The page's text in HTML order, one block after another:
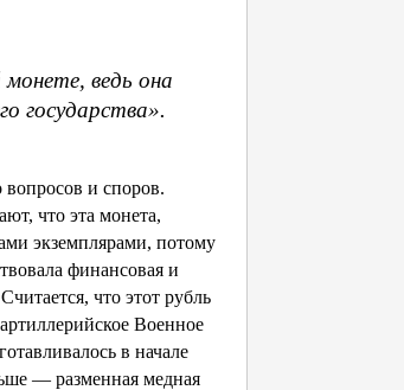
ведь она
государства».
и споров.
что эта монета,
экземплярами, потому
финансовая и
что этот рубль
Военное
в начале
— разменная медная